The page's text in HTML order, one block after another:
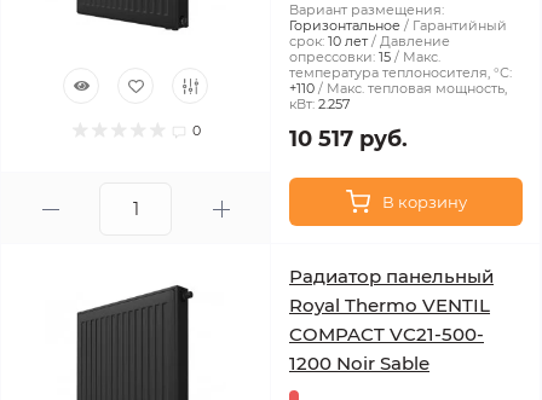
0
Вариант размещения:
Горизонтальное
Гарантийный
срок: 10 лет
Давление
опрессовки: 15
Макс.
температура теплоносителя, °С:
+110
Макс. тепловая мощность,
кВт: 2.257
10 517 руб.
В корзину
Радиатор панельный
Royal Thermo VENTIL
COMPACT VC21-500-
1200 Noir Sable